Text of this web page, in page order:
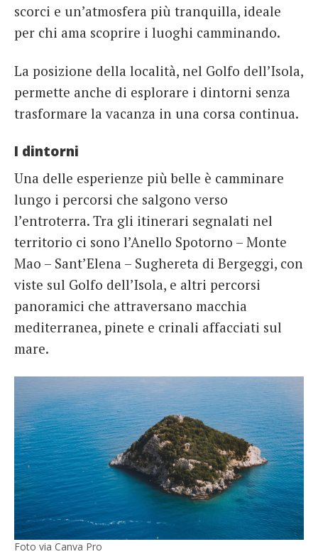
scorci e un’atmosfera più tranquilla, ideale
per chi ama scoprire i luoghi camminando.
La posizione della località, nel Golfo dell’Isola,
permette anche di esplorare i dintorni senza
trasformare la vacanza in una corsa continua.
I dintorni
Una delle esperienze più belle è camminare
lungo i percorsi che salgono verso
l’entroterra. Tra gli itinerari segnalati nel
territorio ci sono l’Anello Spotorno – Monte
Mao – Sant’Elena – Sughereta di Bergeggi, con
viste sul Golfo dell’Isola, e altri percorsi
panoramici che attraversano macchia
mediterranea, pinete e crinali affacciati sul
mare.
Foto via Canva Pro